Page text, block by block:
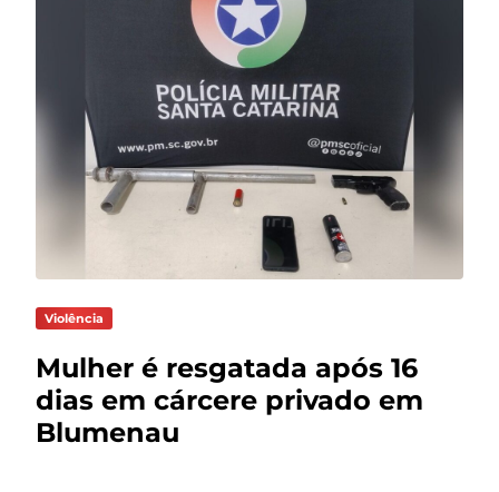
Violência
Mulher é resgatada após 16
dias em cárcere privado em
Blumenau